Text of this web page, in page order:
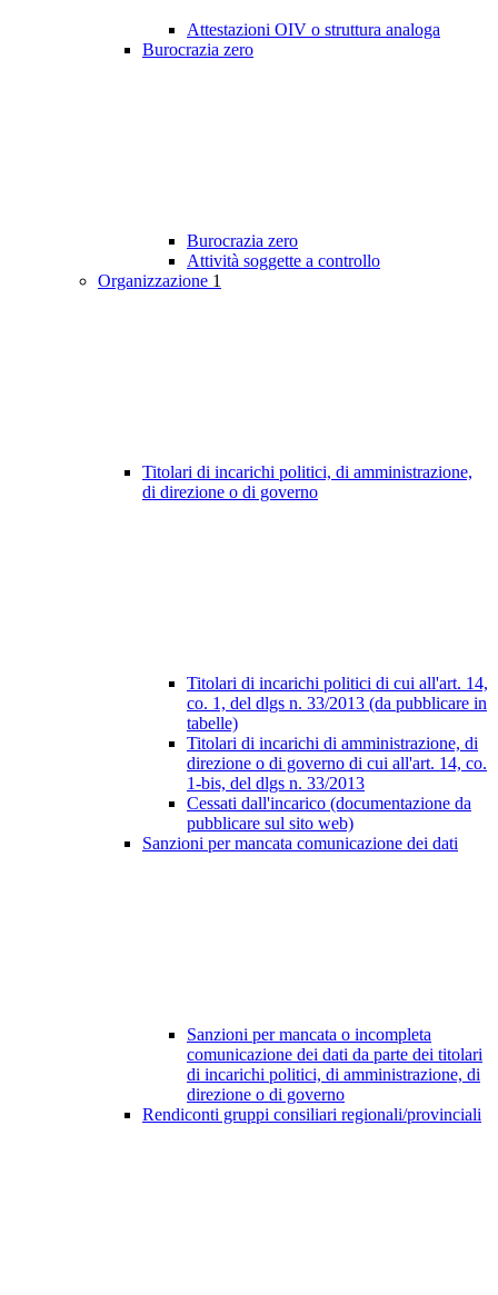
Attestazioni OIV o struttura analoga
Burocrazia zero
Burocrazia zero
Attività soggette a controllo
Organizzazione 1
Titolari di incarichi politici, di amministrazione,
di direzione o di governo
Titolari di incarichi politici di cui all'art. 14,
co. 1, del dlgs n. 33/2013 (da pubblicare in
tabelle)
Titolari di incarichi di amministrazione, di
direzione o di governo di cui all'art. 14, co.
1-bis, del dlgs n. 33/2013
Cessati dall'incarico (documentazione da
pubblicare sul sito web)
Sanzioni per mancata comunicazione dei dati
Sanzioni per mancata o incompleta
comunicazione dei dati da parte dei titolari
di incarichi politici, di amministrazione, di
direzione o di governo
Rendiconti gruppi consiliari regionali/provinciali